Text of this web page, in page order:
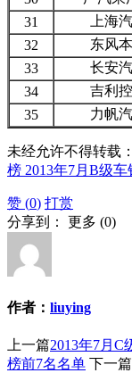
31
上海
32
东风
33
长安
34
吉利
35
力帆
未经允许不得转载：
榜 2013年7月B级
赞 (0) 打赏
分享到： 更多 (0)
作者： liuying
上一篇2013年7月C
榜前7名名单 下一篇